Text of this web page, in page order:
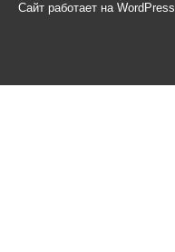
Сайт работает на WordPress